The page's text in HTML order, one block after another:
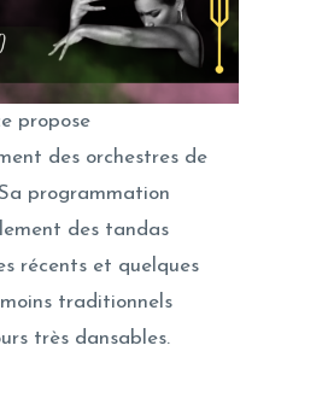
propose
des orchestres de
Sa programmation
des tandas
récents et quelques
traditionnels
très dansables.